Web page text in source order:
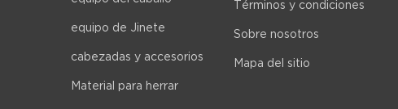
equipo de Jinete
cabezadas y accesorios
Material para herrar
Términos y condiciones
Sobre nosotros
Mapa del sitio